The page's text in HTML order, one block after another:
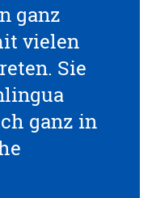
ganz
vielen
Sie
ganz in